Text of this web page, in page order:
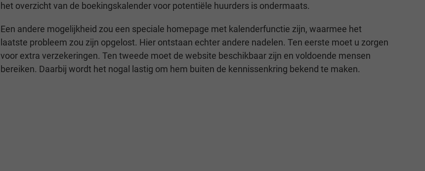
het overzicht van de boekingskalender voor potentiële huurders is ondermaats.
Een andere mogelijkheid zou een speciale homepage met kalenderfunctie zijn, waarmee het
laatste probleem zou zijn opgelost. Hier ontstaan echter andere nadelen. Ten eerste moet u zorgen
voor extra verzekeringen. Ten tweede moet de website beschikbaar zijn en voldoende mensen
bereiken. Daarbij wordt het nogal lastig om hem buiten de kennissenkring bekend te maken.